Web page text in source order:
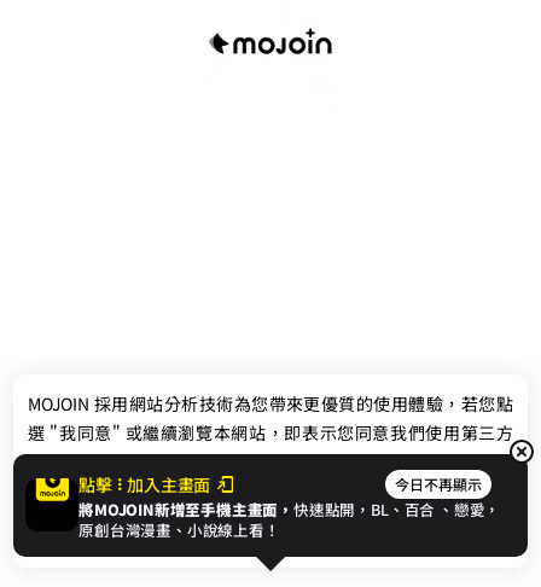
聯絡我們
© 2024 gamania Digital Entertainment Co., Ltd.
點擊 加入主畫面 今日不再顯示
將MOJOIN新增至手機主畫面，快速點開，BL、 百合 、戀愛，
原創台灣漫畫、小說線上看！
MOJOIN 採用網站分析技術為您帶來更優質的使用體驗，若您點
選 "我同意" 或繼續瀏覽本網站，即表示您同意我們使用第三方
Cookie，欲瞭解更多資訊請見隱私權政策。
我同意